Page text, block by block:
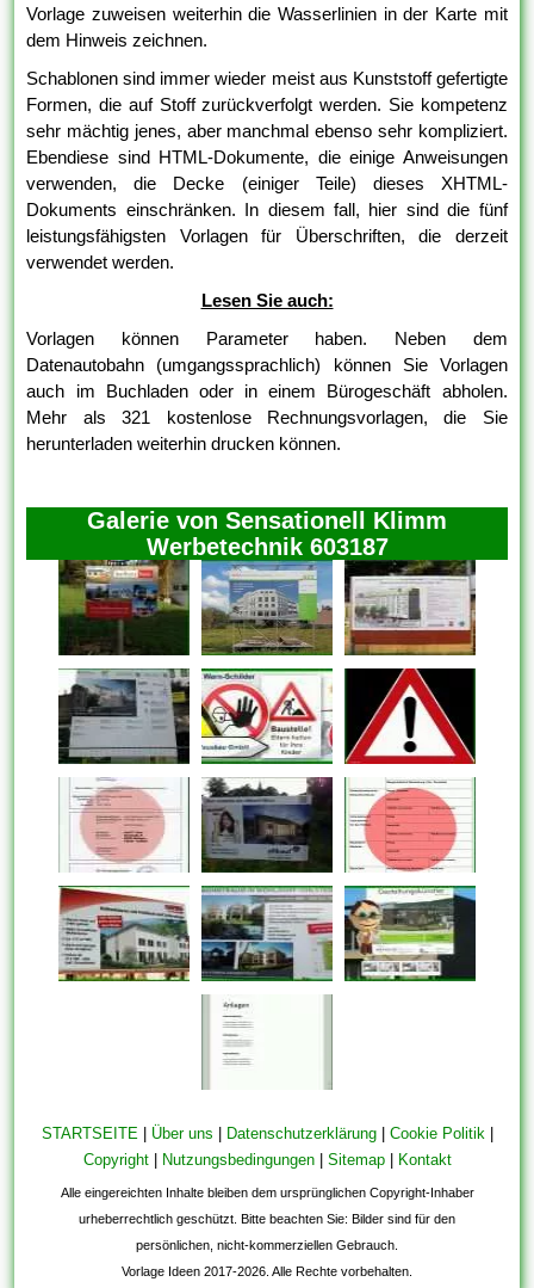
Vorlage zuweisen weiterhin die Wasserlinien in der Karte mit
dem Hinweis zeichnen.
Schablonen sind immer wieder meist aus Kunststoff gefertigte
Formen, die auf Stoff zurückverfolgt werden. Sie kompetenz
sehr mächtig jenes, aber manchmal ebenso sehr kompliziert.
Ebendiese sind HTML-Dokumente, die einige Anweisungen
verwenden, die Decke (einiger Teile) dieses XHTML-
Dokuments einschränken. In diesem fall, hier sind die fünf
leistungsfähigsten Vorlagen für Überschriften, die derzeit
verwendet werden.
Lesen Sie auch:
Vorlagen können Parameter haben. Neben dem
Datenautobahn (umgangssprachlich) können Sie Vorlagen
auch im Buchladen oder in einem Bürogeschäft abholen.
Mehr als 321 kostenlose Rechnungsvorlagen, die Sie
herunterladen weiterhin drucken können.
Galerie von Sensationell Klimm
Werbetechnik 603187
STARTSEITE| Über uns Datenschutzerklärung| Cookie Politik|
Copyright| Nutzungsbedingungen| Sitemap| Kontakt
Alle eingereichten Inhalte bleiben dem ursprünglichen Copyright-Inhaber
urheberrechtlich geschützt. Bitte beachten Sie: Bilder sind für den
persönlichen, nicht-kommerziellen Gebrauch.
Vorlage Ideen 2017-2026. Alle Rechte vorbehalten.